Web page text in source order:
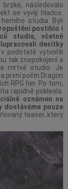
následovalo
se vyvíjí hladce.
studia. Byli
postihlo i
studia, včetně
desítky
podstatě vytvořili
tak znepokojení a
mrtvé studio. Je
první počin Dragon
RPG her. Po tom,
rapidně poklesla.
oznámen na
dostáváme pouze
teaser, který